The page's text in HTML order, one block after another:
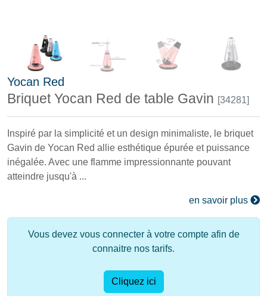
Yocan Red
Briquet Yocan Red de table Gavin [34281]
Inspiré par la simplicité et un design minimaliste, le briquet
Gavin de Yocan Red allie esthétique épurée et puissance
inégalée. Avec une flamme impressionnante pouvant
atteindre jusqu'à ...
en savoir plus
Vous devez vous connecter à votre compte afin de
connaitre nos tarifs.
Cliquez ici